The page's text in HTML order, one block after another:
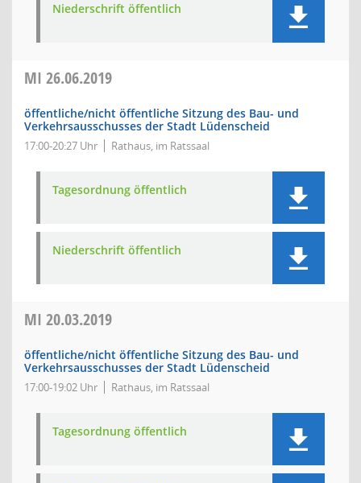
Niederschrift öffentlich
MI 26.06.2019
öffentliche/nicht öffentliche Sitzung des Bau- und
Verkehrsausschusses der Stadt Lüdenscheid
17:00-20:27 Uhr Rathaus, im Ratssaal
Tagesordnung öffentlich
Niederschrift öffentlich
MI 20.03.2019
öffentliche/nicht öffentliche Sitzung des Bau- und
Verkehrsausschusses der Stadt Lüdenscheid
17:00-19:02 Uhr Rathaus, im Ratssaal
Tagesordnung öffentlich